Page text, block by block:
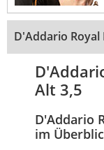
D'Addario Royal
Alt 3,5
D'Addario
im